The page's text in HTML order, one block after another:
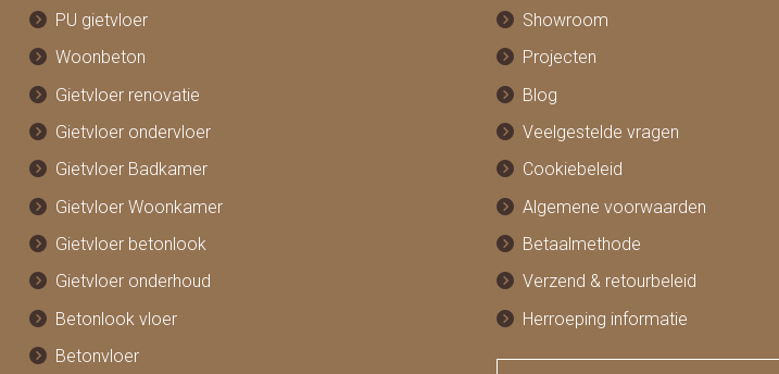
PU gietvloer
Woonbeton
Gietvloer renovatie
Gietvloer ondervloer
Gietvloer Badkamer
Gietvloer Woonkamer
Gietvloer betonlook
Gietvloer onderhoud
Betonlook vloer
Betonvloer
Showroom
Projecten
Blog
Veelgestelde vragen
Cookiebeleid
Algemene voorwaarden
Betaalmethode
Verzend & retourbeleid
Herroeping informatie